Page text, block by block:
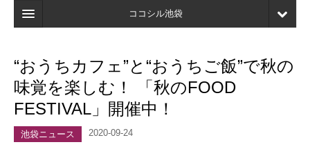
ココシル池袋
検索
店舗・施設最新情報
口コミ
“おうちカフェ”と“おうちご飯”で秋の
味覚を楽しむ！ 「秋のFOOD
FESTIVAL」開催中！
池袋ニュース 2020-09-24